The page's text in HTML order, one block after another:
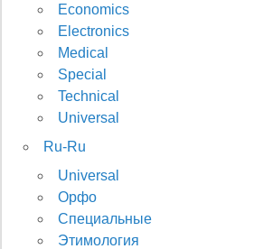
Economics
Electronics
Medical
Special
Technical
Universal
Ru-Ru
Universal
Орфо
Специальные
Этимология